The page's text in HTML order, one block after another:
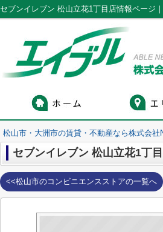
セブンイレブン 松山立花1丁目店情報ページ
松山市・大洲市の賃貸・不動産なら株式会社
セブンイレブン 松山立花1丁
<<松山市のコンビニエンスストアの一覧へ